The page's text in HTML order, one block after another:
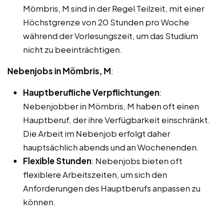
Mömbris, M sind in der Regel Teilzeit, mit einer
Höchstgrenze von 20 Stunden pro Woche
während der Vorlesungszeit, um das Studium
nicht zu beeinträchtigen.
Nebenjobs in Mömbris, M:
Hauptberufliche Verpflichtungen:
Nebenjobber in Mömbris, M haben oft einen
Hauptberuf, der ihre Verfügbarkeit einschränkt.
Die Arbeit im Nebenjob erfolgt daher
hauptsächlich abends und an Wochenenden.
Flexible Stunden: Nebenjobs bieten oft
flexiblere Arbeitszeiten, um sich den
Anforderungen des Hauptberufs anpassen zu
können.